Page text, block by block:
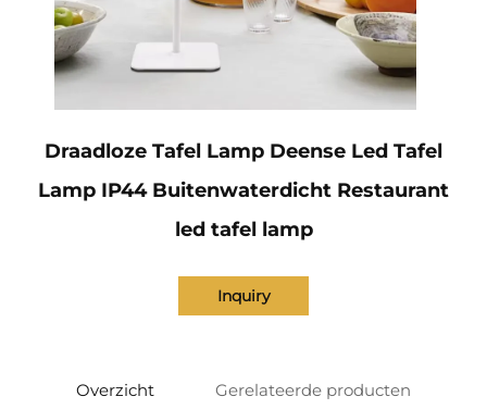
Draadloze Tafel Lamp Deense Led Tafel
Lamp IP44 Buitenwaterdicht Restaurant
led tafel lamp
Inquiry
Overzicht Gerelateerde producten